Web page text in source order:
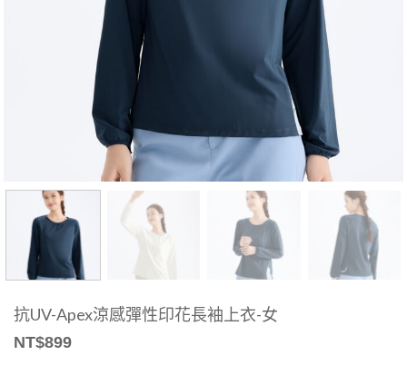
抗UV-Apex涼感彈性印花長袖上衣-女
NT$899